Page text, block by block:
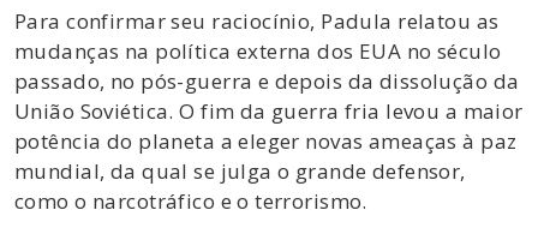
Para confirmar seu raciocínio, Padula relatou as
mudanças na política externa dos EUA no século
passado, no pós-guerra e depois da dissolução da
União Soviética. O fim da guerra fria levou a maior
potência do planeta a eleger novas ameaças à paz
mundial, da qual se julga o grande defensor,
como o narcotráfico e o terrorismo.